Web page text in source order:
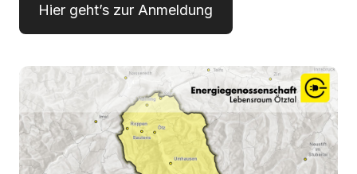
Hier geht’s zur Anmeldung